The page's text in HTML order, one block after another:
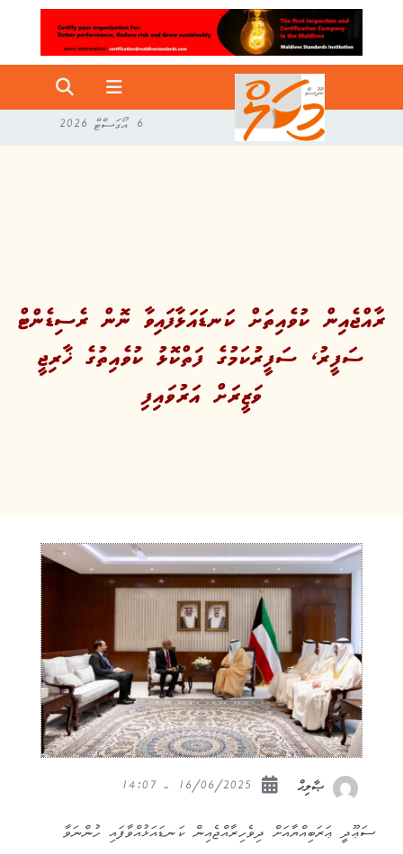
6 އޯގަސްޓް 2026
ރާއްޖެއިން ކުވެއިތަށް ކަނޑައަޅާފައިވާ ނޮން ރެސިޑެންޓް
ސަފީރު، ސަފީރުކަމުގެ ފަތްކޮޅު ކުވެއިތުގެ ޚާރިޖީ
ވަޒީރަށް އަރުވައިފި
ޞާލިޙް
ސަޢޫދީ ޢަރަބިއްޔާއަށް ދިވެހިރާއްޖެއިން ކަނޑައަޅުއްވާފައި ހުންނަވާ